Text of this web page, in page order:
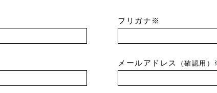
フリガナ※
メールアドレス （確認用）